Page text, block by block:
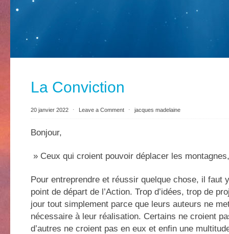
La Conviction
20 janvier 2022 ⋅ Leave a Comment ⋅ jacques madelaine
Bonjour,
» Ceux qui croient pouvoir déplacer les
Pour entreprendre et réussir quelque chose, il faut
point de départ de l’Action. Trop d’idées, trop de
jour tout simplement parce que leurs auteurs ne
nécessaire à leur réalisation. Certains ne croient
d’autres ne croient pas en eux et enfin une